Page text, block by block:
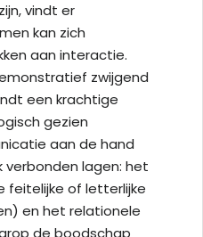
vindt er
kan zich
aan interactie.
zwijgend
een krachtige
gezien
aan de hand
verbonden lagen: het
feitelijke of letterlijke
en het relationele
de boodschap